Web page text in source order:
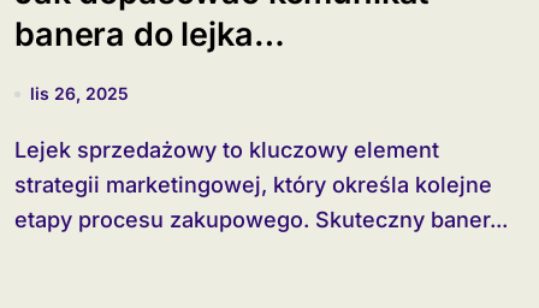
banera do lejka
sprzedażowego?
lis 26, 2025
Lejek sprzedażowy to kluczowy element
strategii marketingowej, który określa kolejne
etapy procesu zakupowego. Skuteczny baner...